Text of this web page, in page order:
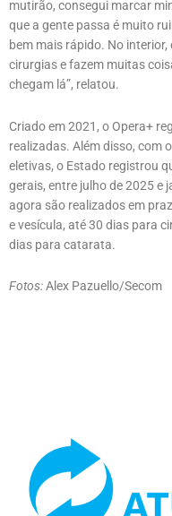
mutirão, consegui marcar
que a gente passa é muito
bem mais rápido. No
cirurgias e fazem muitas
chegam lá”, relatou.
Criado em 2021, o Opera+
realizadas. Além disso, com
eletivas, o Estado registrou
gerais, entre julho de 2025 e
agora são realizados em
e vesícula, até 30 dias para
dias para catarata.
Fotos:Alex Pazuello/Secom